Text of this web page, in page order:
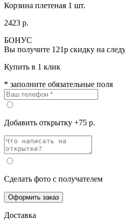
Корзина плетеная 1 шт.
2423 р.
БОНУС
Вы получите 121р скидку на
Купить в 1 клик
* заполните обязательные поля
Добавить открытку +75 р.
Сделать фото с получателем
Оформить заказ
Доставка